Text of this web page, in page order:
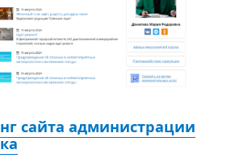
сайта администрации